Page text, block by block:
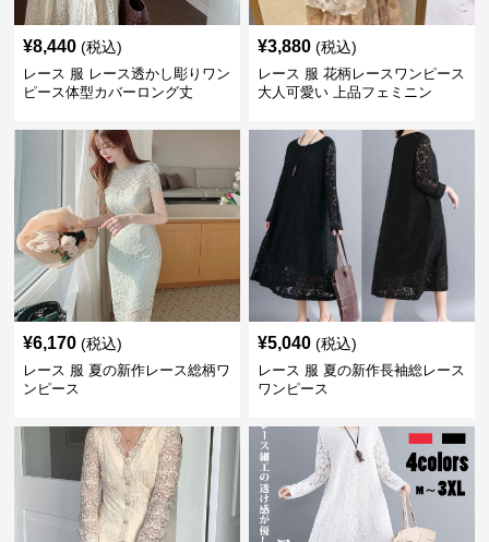
¥8,440 (税込)
レース 服 レース透かし彫りワン
ピース体型カバーロング丈
¥3,880 (税込)
レース 服 花柄レースワンピース
大人可愛い 上品フェミニン
¥6,170 (税込)
レース 服 夏の新作レース総柄ワ
ンピース
¥5,040 (税込)
レース 服 夏の新作長袖総レース
ワンピース